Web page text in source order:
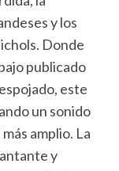
y los
Donde
publicado
este
un sonido
amplio. La
y